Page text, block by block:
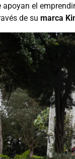
el
de su marca